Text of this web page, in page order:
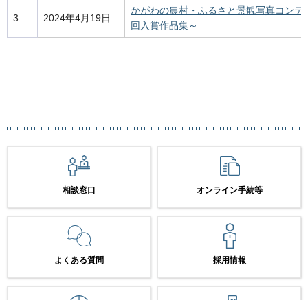
3. 2024年4月19日
かがわの農村・ふるさと景観写真コンテ
回入賞作品集～
相談窓口 オンライン手続等
よくある質問 採用情報